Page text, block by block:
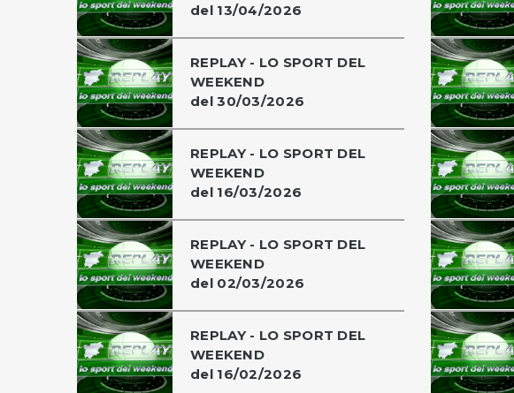
del 13/04/2026
REPLAY - LO SPORT DEL
WEEKEND
del 30/03/2026
REPLAY - LO SPORT DEL
WEEKEND
del 16/03/2026
REPLAY - LO SPORT DEL
WEEKEND
del 02/03/2026
REPLAY - LO SPORT DEL
WEEKEND
del 16/02/2026